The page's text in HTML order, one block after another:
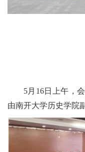
5月16日上午，
由南开大学历史学院